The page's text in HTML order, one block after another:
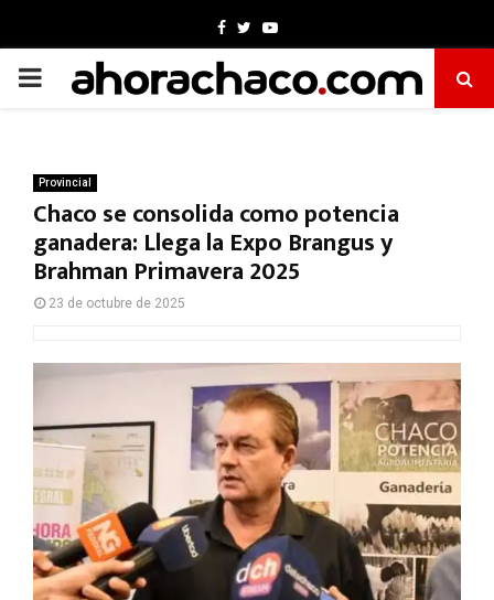
Facebook
TwitterYoutube
PRIMARY
Provincial
Chaco se consolida como potencia
ganadera: Llega la Expo Brangus y
Brahman Primavera 2025
23 de octubre de 2025